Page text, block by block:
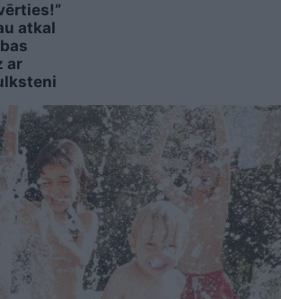
atkal
ar